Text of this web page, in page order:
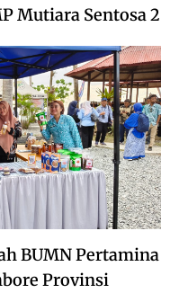
Mutiara Sentosa 2
BUMN Pertamina
Provinsi